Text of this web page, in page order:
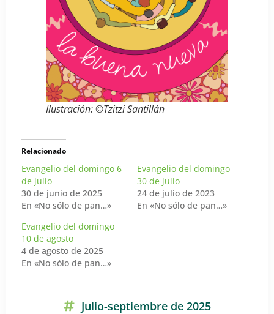
Ilustración: ©Tzitzi Santillán
Relacionado
Evangelio del domingo 6
de julio
30 de junio de 2025
En «No sólo de pan…»
Evangelio del domingo
30 de julio
24 de julio de 2023
En «No sólo de pan…»
Evangelio del domingo
10 de agosto
4 de agosto de 2025
En «No sólo de pan…»
Julio-septiembre de 2025